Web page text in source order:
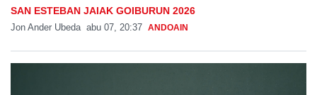
SAN ESTEBAN JAIAK GOIBURUN 2026
Jon Ander Ubeda abu 07, 20:37 ANDOAIN